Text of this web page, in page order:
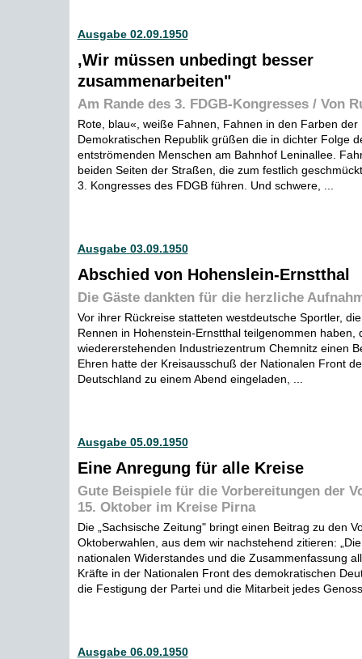
Ausgabe 02.09.1950
,Wir müssen unbedingt besser
zusammenarbeiten"
Am Rande des 3. FDGB-Kongresses / Von
Rote, blau«, weiße Fahnen, Fahnen in den Farben der
Demokratischen Republik grüßen die in dichter Folge
entströmenden Menschen am Bahnhof Leninallee.
beiden Seiten der Straßen, die zum festlich
3. Kongresses des FDGB führen. Und schwere, ...
Ausgabe 03.09.1950
Abschied von Hohenslein-Ernstthal
Die Gäste dankten für die herzliche
Vor ihrer Rückreise statteten westdeutsche Sportler,
Rennen in Hohenstein-Ernstthal teilgenommen haben,
wiedererstehenden Industriezentrum Chemnitz einen
Ehren hatte der Kreisausschuß der Nationalen Front
Deutschland zu einem Abend eingeladen, ...
Ausgabe 05.09.1950
Eine Anregung für alle Kreise
Gute Beispiele für die Vorbereitungen der
15. Oktober im Kreise Pirna
Die „Sachsische Zeitung" bringt einen Beitrag zu den
Oktoberwahlen, aus dem wir nachstehend zitieren:
nationalen Widerstandes und die Zusammenfassung
Kräfte in der Nationalen Front des demokratischen
die Festigung der Partei und die Mitarbeit jedes
Ausgabe 06.09.1950